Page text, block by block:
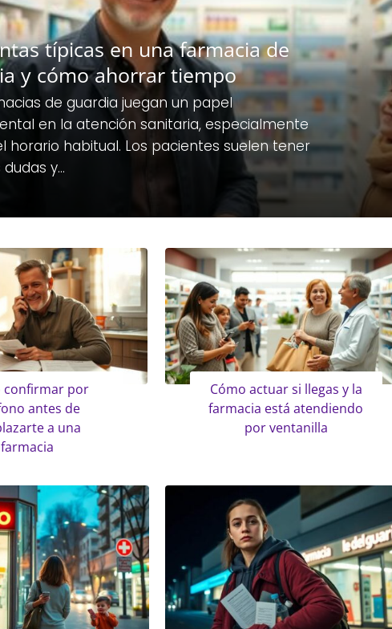
típicas en una farmacia de
y cómo ahorrar tiempo
de guardia juegan un papel
en la atención sanitaria, especialmente
horario habitual. Los pacientes suelen tener
y…
confirmar por
antes de
a una
farmacia
Cómo actuar si llegas y la
farmacia está atendiendo
por ventanilla